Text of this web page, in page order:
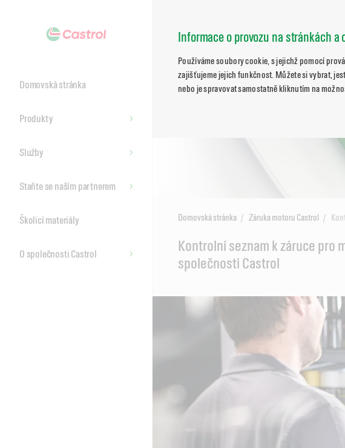
Informace o provozu na stránkách a
Používáme soubory cookie, s jejichž pomocí
zajišťujeme jejich funkčnost. Můžete si vybrat,
nebo je spravovat samostatně kliknutím na
Domovská stránka
Produkty
Služby
Staňte se naším partnerem
Školicí materiály
O společnosti Castrol
Domovská stránka Záruka motoru Castrol
Kontrolní seznam k záruce pro
společnosti Castrol